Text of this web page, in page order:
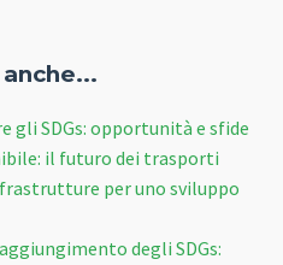
gli SDGs: opportunità e sfide
il futuro dei trasporti
per uno sviluppo
degli SDGs: